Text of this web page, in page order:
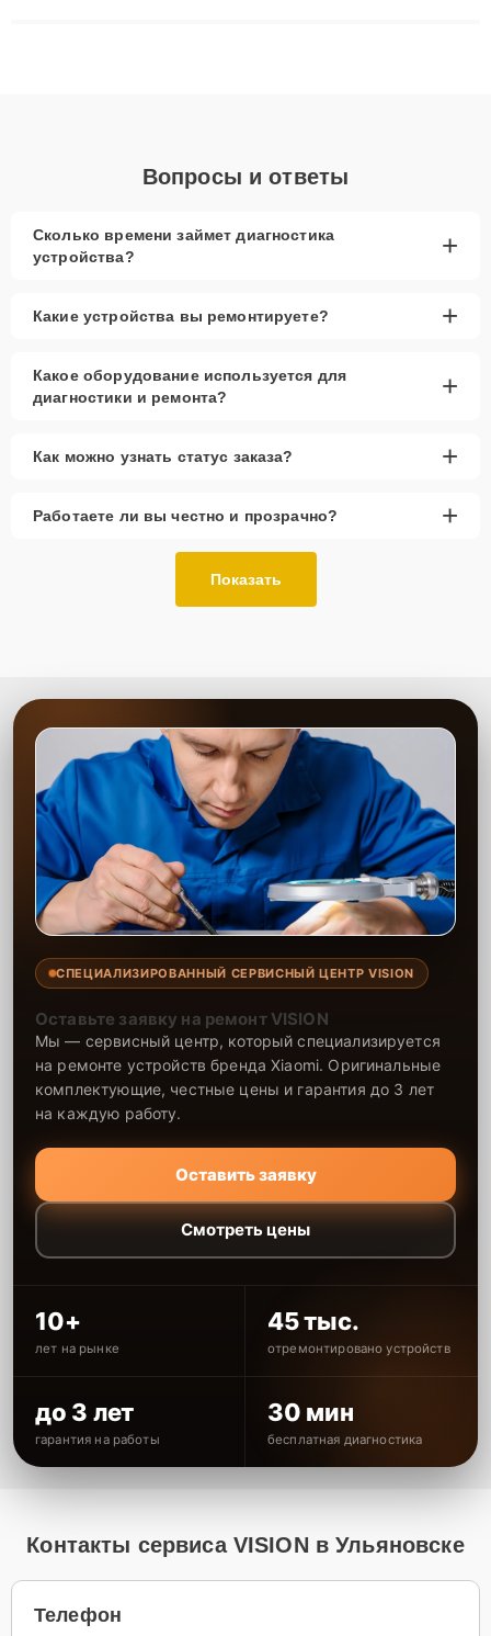
Вопросы и ответы
Сколько времени займет диагностика
устройства?
+
Какие устройства вы ремонтируете? +
Какое оборудование используется для
диагностики и ремонта?
+
Как можно узнать статус заказа? +
Работаете ли вы честно и прозрачно? +
Показать
СПЕЦИАЛИЗИРОВАННЫЙ СЕРВИСНЫЙ ЦЕНТР VISION
Оставьте заявку на ремонт VISION
Мы — сервисный центр, который специализируется
на ремонте устройств бренда Xiaomi. Оригинальные
комплектующие, честные цены и гарантия до 3 лет
на каждую работу.
Оставить заявку
Смотреть цены
10+
лет на рынке
45 тыс.
отремонтировано устройств
до 3 лет
гарантия на работы
30 мин
бесплатная диагностика
Контакты сервиса VISION в Ульяновске
Телефон